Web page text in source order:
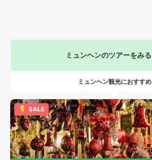
ミュンヘンのツアーをみる
ミュンヘン観光におすすめ